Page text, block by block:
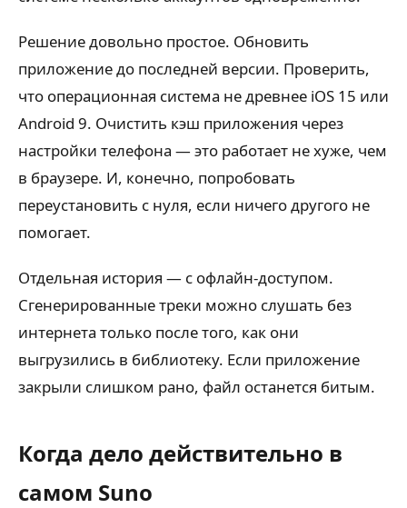
Решение довольно простое. Обновить
приложение до последней версии. Проверить,
что операционная система не древнее iOS 15 или
Android 9. Очистить кэш приложения через
настройки телефона — это работает не хуже, чем
в браузере. И, конечно, попробовать
переустановить с нуля, если ничего другого не
помогает.
Отдельная история — с офлайн-доступом.
Сгенерированные треки можно слушать без
интернета только после того, как они
выгрузились в библиотеку. Если приложение
закрыли слишком рано, файл останется битым.
Когда дело действительно в
самом Suno